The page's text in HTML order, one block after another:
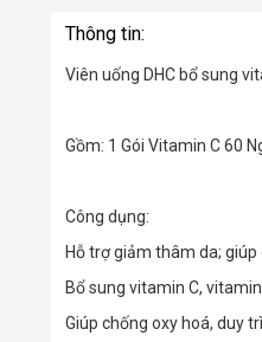
Thông tin:
Viên uống DHC bổ sung
Gồm: 1 Gói Vitamin C 60
Công dụng:
Hỗ trợ giảm thâm da; giúp
Bổ sung vitamin C,
Giúp chống oxy hoá, duy